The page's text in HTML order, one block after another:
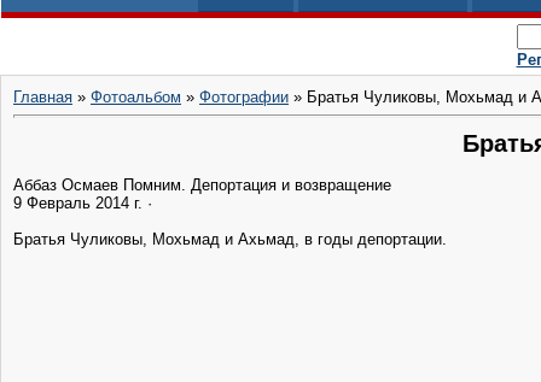
Главная » Фотоальбом » Фотографии » Братья Чуликовы, Мохьмад и
Аббаз Осмаев‎ Помним. Депортация и возвращение
9 Февраль 2014 г. ·
Братья Чуликовы, Мохьмад и Ахьмад, в годы депортации.